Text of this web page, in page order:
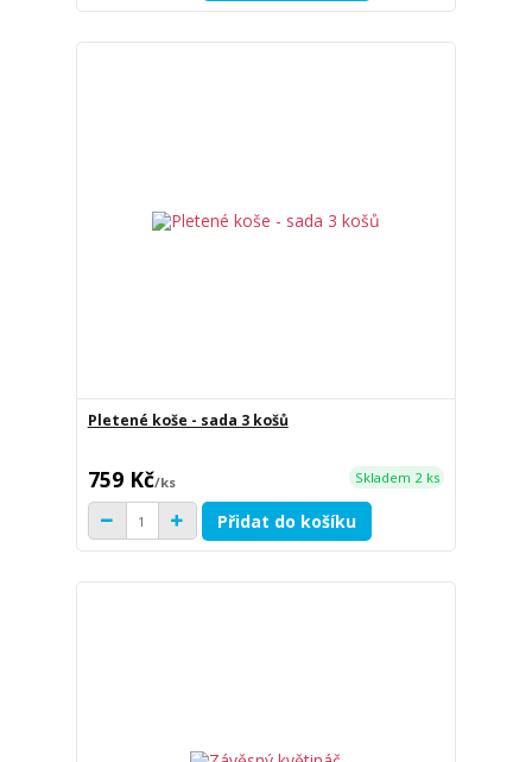
Pletené koše - sada 3 košů
759 Kč/ks Skladem 2 ks
Přidat do košíku